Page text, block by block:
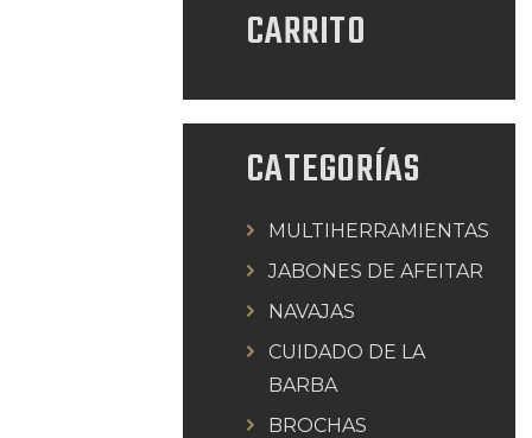
CARRITO
CATEGORÍAS
MULTIHERRAMIENTAS
JABONES DE AFEITAR
NAVAJAS
CUIDADO DE LA
BARBA
BROCHAS